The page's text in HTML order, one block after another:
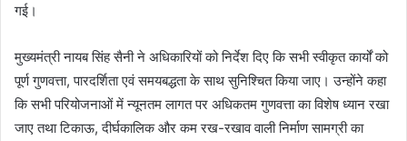
गई।
मुख्यमंत्री नायब सिंह सैनी ने अधिकारियों को निर्देश दिए कि सभी स्वीकृत कार्यों को
पूर्ण गुणवत्ता, पारदर्शिता एवं समयबद्धता के साथ सुनिश्चित किया जाए। उन्होंने कहा
कि सभी परियोजनाओं में न्यूनतम लागत पर अधिकतम गुणवत्ता का विशेष ध्यान रखा
जाए तथा टिकाऊ, दीर्घकालिक और कम रख-रखाव वाली निर्माण सामग्री का